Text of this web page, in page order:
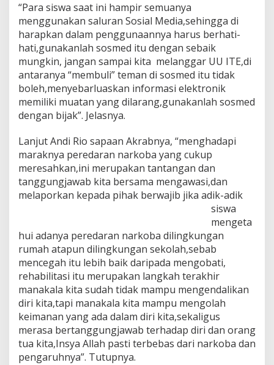
“Para siswa saat ini hampir semuanya
menggunakan saluran Sosial Media,sehingga di
harapkan dalam penggunaannya harus berhati-
hati,gunakanlah sosmed itu dengan sebaik
mungkin, jangan sampai kita melanggar UU ITE,di
antaranya “membuli” teman di sosmed itu tidak
boleh,menyebarluaskan informasi elektronik
memiliki muatan yang dilarang,gunakanlah sosmed
dengan bijak”. Jelasnya.
Lanjut Andi Rio sapaan Akrabnya, “menghadapi
maraknya peredaran narkoba yang cukup
meresahkan,ini merupakan tantangan dan
tanggungjawab kita bersama mengawasi,dan
melaporkan kepada pihak berwajib jika adik-adik
siswa
mengeta
hui adanya peredaran narkoba dilingkungan
rumah atapun dilingkungan sekolah,sebab
mencegah itu lebih baik daripada mengobati,
rehabilitasi itu merupakan langkah terakhir
manakala kita sudah tidak mampu mengendalikan
diri kita,tapi manakala kita mampu mengolah
keimanan yang ada dalam diri kita,sekaligus
merasa bertanggungjawab terhadap diri dan orang
tua kita,Insya Allah pasti terbebas dari narkoba dan
pengaruhnya”. Tutupnya.